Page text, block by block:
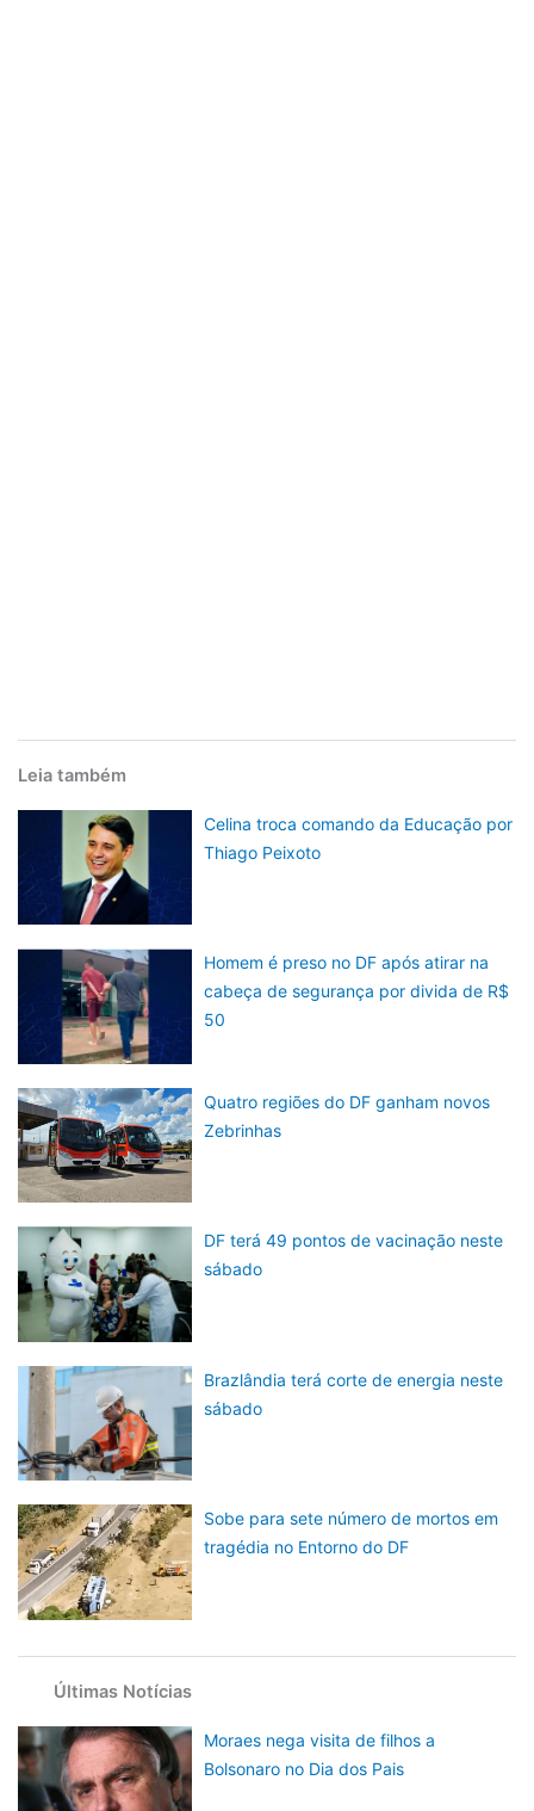
Leia também
Celina troca comando da Educação por
Thiago Peixoto
Homem é preso no DF após atirar na
cabeça de segurança por divida de R$
50
Quatro regiões do DF ganham novos
Zebrinhas
DF terá 49 pontos de vacinação neste
sábado
Brazlândia terá corte de energia neste
sábado
Sobe para sete número de mortos em
tragédia no Entorno do DF
Últimas Notícias
Moraes nega visita de filhos a
Bolsonaro no Dia dos Pais